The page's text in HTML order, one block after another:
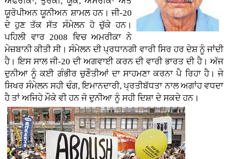
ਯੂਰੋਪੀਅਨ ਯੂਨੀਅਨ ਸ਼ਾਮਲ ਹਨ। ਜੀ-20
ਦੇ ਹੁਣ ਤੱਕ ਸੱਤ ਸੰਮੇਲਨ ਹੋ ਚੁੱਕੇ ਹਨ।
ਪਹਿਲੀ ਵਾਰ 2008 ਵਿਚ ਅਮਰੀਕਾ ਨੇ
ਮੇਜ਼ਬਾਨੀ ਕੀਤੀ ਸੀ। ਸੰਮੇਲਨ ਦੀ ਪ੍ਰਧਾਨਗੀ ਵਾਰੀ ਸਿਰ ਹਰ ਦੇਸ਼ ਨੂੰ ਜਾਂਦੀ
ਹੈ। ਇਸ ਸਾਲ ਜੀ-20 ਦੀ ਅਗਵਾਈ ਕਰਨ ਦੀ ਵਾਰੀ ਭਾਰਤ ਦੀ ਹੈ। ਅੱਜ
ਦੁਨੀਆ ਨੂੰ ਕਈ ਗੰਭੀਰ ਚੁਣੌਤੀਆਂ ਦਾ ਸਾਹਮਣਾ ਕਰਨਾ ਪੈ ਰਿਹਾ ਹੈ। ਜੇ
ਸਿਖਰ ਸੰਮੇਲਨ ਸਹੀ ਢੰਗ, ਇਮਾਨਦਾਰੀ, ਪ੍ਰਤੀਬੱਧਤਾ ਨਾਲ ਅਗਾਂਹ ਵਧਦਾ
ਹੈ ਤਾਂ ਅਜਿਹੇ ਮੌਕੇ ਵੀ ਹਨ ਜੋ ਦੁਨੀਆ ਨੂੰ ਸਹੀ ਦਿਸ਼ਾ ਦੇ ਸਕਦੇ ਹਨ।